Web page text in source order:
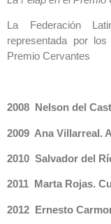
La Federación
representada por
Premio Cervantes
2008 Nelson del
2009 Ana Villarreal.
2010 Salvador del
2011 Marta Rojas.
2012 Ernesto